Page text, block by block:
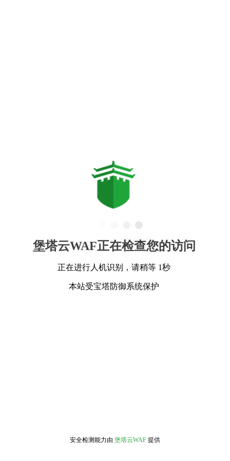
堡塔云WAF正在检查您的访问
正在进行人机识别，请稍等 1秒
本站受宝塔防御系统保护
安全检测能力由 堡塔云WAF 提供